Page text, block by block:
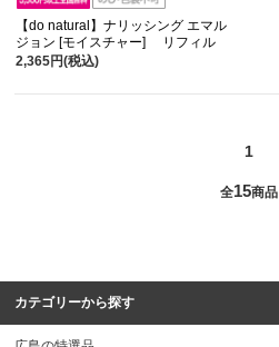
【do natural】ナリッシング エマル
ジョン [モイスチャー] リフィル
2,365円(税込)
1
全15商品
カテゴリーから探す